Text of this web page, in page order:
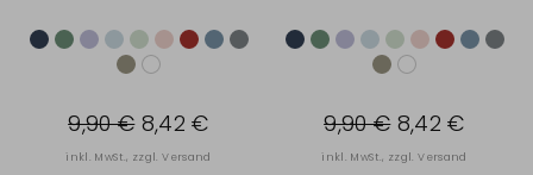
9,90 € 8,42 €
inkl. MwSt., zzgl.Versand
9,90 € 8,42 €
inkl. MwSt., zzgl.Versand